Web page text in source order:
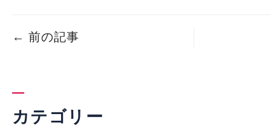
← 前の記事
カテゴリー